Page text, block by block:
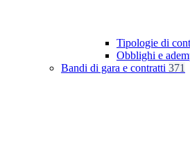
Tipologie di
Obblighi e
Bandi di gara e contratti 371